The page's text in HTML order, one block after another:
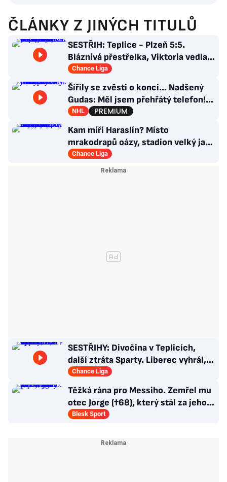
ČLÁNKY Z JINÝCH TITULŮ
SESTŘIH: Teplice - Plzeň 5:5.
Bláznivá přestřelka, Viktoria vedla o
tři góly. Krčíkova červená
Chance Liga
Šířily se zvěsti o konci... Nadšený
Gudas: Měl jsem přehřátý telefon!
Co návrat do Česka?
NHL
Kam míří Haraslín? Místo
mrakodrapů oázy, stadion velký jak
v Plzni. Byl by největší hvězdou
Chance Liga
SESTŘIHY: Divočina v Teplicích,
další ztráta Sparty. Liberec vyhrál,
Zlín - Bohemians 0:2
Chance Liga
Těžká rána pro Messiho. Zemřel mu
otec Jorge (†68), který stál za jeho
úspěchy
Blesk Sport